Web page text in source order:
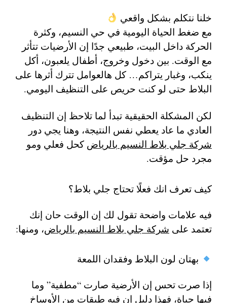
خلنا نتكلم بشكل واقعي
مع ضغط الحياة اليومية في حي النسيم، وكثرة
الحركة داخل البيت، طبيعي جدًا إن الأرضيات تتأثر
مع الوقت. بين دخول وخروج، أطفال يلعبون، أكل
ينكب، وغبار يتراكم… كل هالعوامل تترك أثرها على
البلاط حتى لو كنت حريص على التنظيف اليومي.
لكن المشكلة الحقيقية تبدأ لما تلاحظ إن التنظيف
العادي ما عاد يعطي نفس النتيجة، وهنا يجي دور
شركة جلي بلاط النسيم بالرياض كحل فعلي ومو
مجرد حل مؤقت.
كيف تعرف انك فعلًا تحتاج جلي بلاط؟
فيه علامات واضحة تقول لك إن الوقت حان إنك
تعتمد على شركة جلي بلاط النسيم بالرياض، ومنها:
بهتان لون البلاط وفقدان اللمعة
إذا صرت تحس إن الأرضية صارت “مطفية” وما
فيها حياة، فهذا دليل إن فيه طبقات من الأوساخ